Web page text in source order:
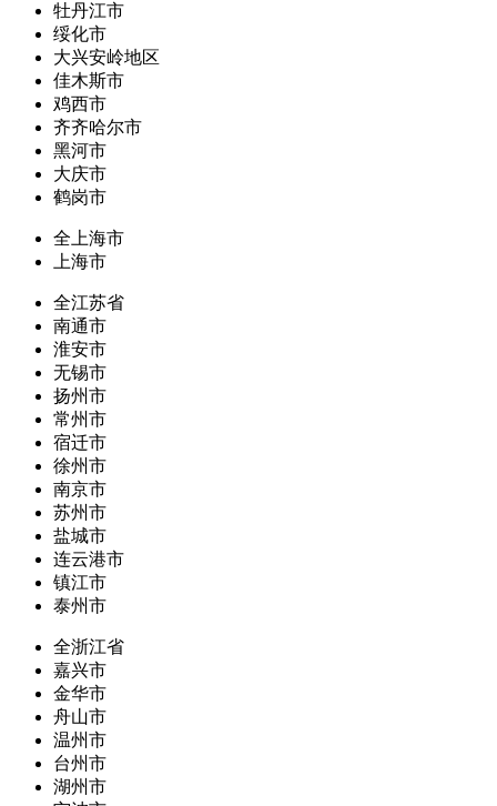
牡丹江市
绥化市
大兴安岭地区
佳木斯市
鸡西市
齐齐哈尔市
黑河市
大庆市
鹤岗市
全上海市
上海市
全江苏省
南通市
淮安市
无锡市
扬州市
常州市
宿迁市
徐州市
南京市
苏州市
盐城市
连云港市
镇江市
泰州市
全浙江省
嘉兴市
金华市
舟山市
温州市
台州市
湖州市